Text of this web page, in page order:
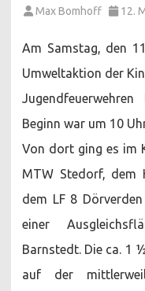
Max Bomhoff 12.
Am Samstag, den
Umweltaktion der
Beginn war um 10
Von dort ging es im
MTW Stedorf, dem
dem LF 8
einer
Barnstedt. Die ca. 1
auf der